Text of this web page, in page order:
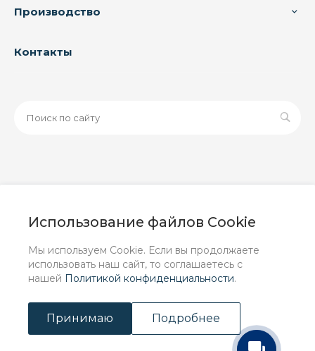
Использование файлов Cookie
Мы используем Cookie. Если вы продолжаете
использовать наш сайт, то соглашаетесь с
нашей Политикой конфиденциальности.
Принимаю Подробнее
Производство
Контакты
информационный характер и ни при каких условиях не
положениями Статьи 437 (2) ГК РФ.